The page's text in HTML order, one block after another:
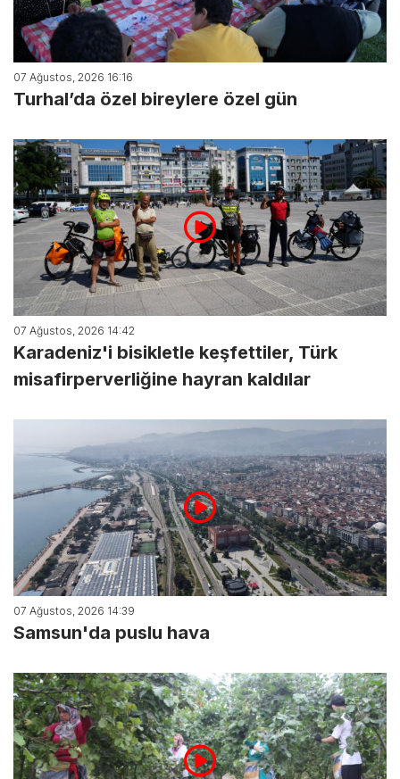
07 Ağustos, 2026 16:16
Turhal’da özel bireylere özel gün
07 Ağustos, 2026 14:42
Karadeniz'i bisikletle keşfettiler, Türk
misafirperverliğine hayran kaldılar
07 Ağustos, 2026 14:39
Samsun'da puslu hava